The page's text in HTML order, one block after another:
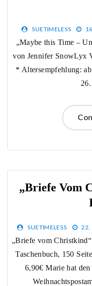
SUETIMELESS
„Maybe this Time – Und auf einmal ist alles ganz anders“
von Jennifer SnowLyx
* Altersempfehlung:
„Briefe Vom
SUETIMELESS 22.
„Briefe vom Christkind“ von Marit Bernson Selfpublished *
Taschenbuch, 150
6,90€ Marie hat